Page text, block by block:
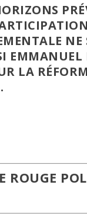
NE
EMMANUEL
LA
ROUGE